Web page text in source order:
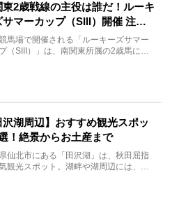
東2歳戦線の主役は誰だ！ルーキ
サマーカップ（SIII）開催 注目
見どころをチェック
馬場で開催される「ルーキーズサマー
（SIII）」は、南関東所属の2歳馬によ
沢湖周辺】おすすめ観光スポッ
！絶景からお土産まで
仙北市にある「田沢湖」は、秋田屈指
観光スポット。湖畔や湖周辺には、田